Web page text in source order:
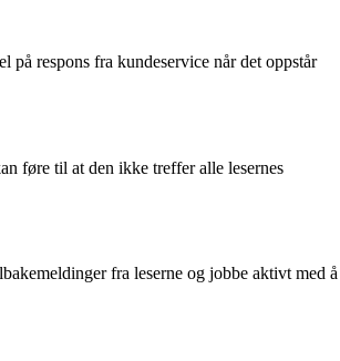
respons fra kundeservice når det oppstår
føre til at den ikke treffer alle lesernes
fra leserne og jobbe aktivt med å